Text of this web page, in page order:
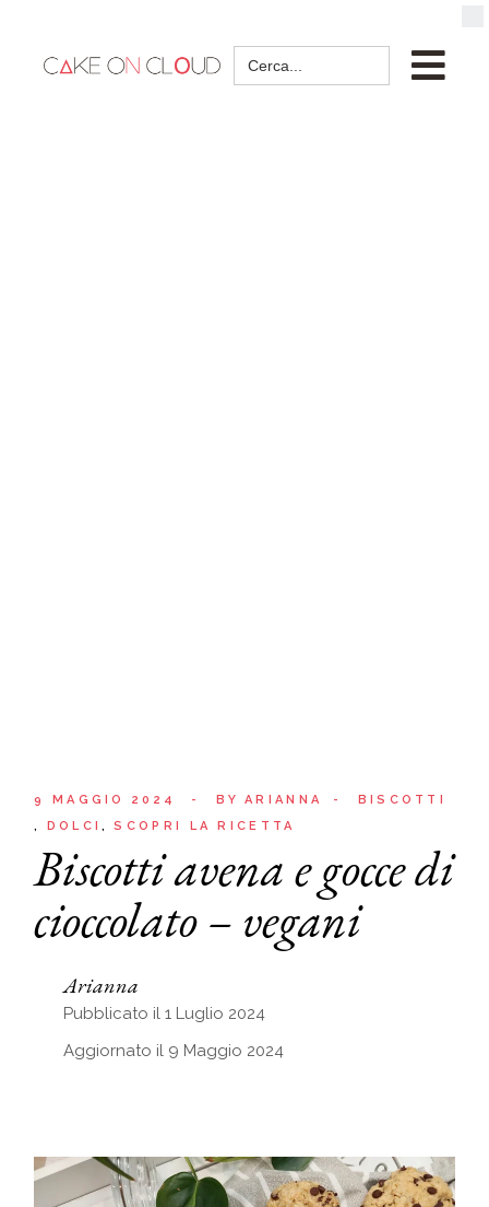
Search
for:
9 MAGGIO 2024 BY ARIANNA
BISCOTTI
DOLCI
SCOPRI LA RICETTA
Biscotti avena e gocce di
cioccolato – vegani
Arianna
Pubblicato il 1 Luglio 2024
Aggiornato il 9 Maggio 2024